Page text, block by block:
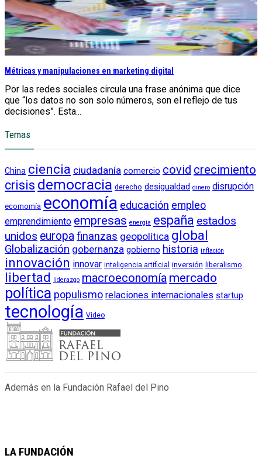
Métricas y manipulaciones en marketing digital
Por las redes sociales circula una frase anónima que dice
que “los datos no son solo números, son el reflejo de tus
decisiones”. Esta...
Temas
China ciencia ciudadanía comercio covid crecimiento
crisis democracia derecho desigualdad dinero disrupción
ecomomía economía educación empleo
emprendimiento empresas energía españa estados
unidos europafinanzas geopolítica global
Globalización gobernanza gobierno historia inflación
innovación innovar inteligencia artificial inversión liberalismo
libertad liderazgo macroeconomía mercado
política populismo relaciones internacionales startup
tecnología Video
Además en la Fundación Rafael del Pino
LA FUNDACIÓN